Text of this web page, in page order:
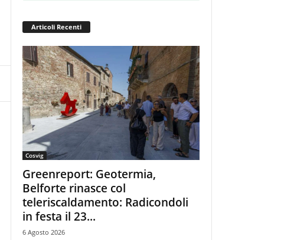
Articoli Recenti
Cosvig
Greenreport: Geotermia,
Belforte rinasce col
teleriscaldamento: Radicondoli
in festa il 23...
6 Agosto 2026